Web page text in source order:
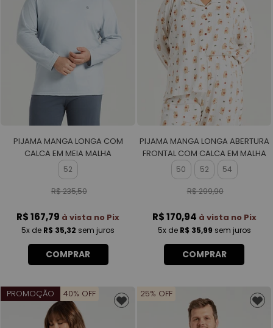
PIJAMA MANGA LONGA COM
CALCA EM MEIA MALHA
MASCULINO
52
R$ 235,50
R$ 167,79 à vista no Pix
5x de R$ 35,32 sem juros
COMPRAR
PIJAMA MANGA LONGA ABERTURA
FRONTAL COM CALCA EM MALHA
ROTATIVA FEMININO
50 52 54
R$ 299,90
R$ 170,94 à vista no Pix
5xde R$ 35,99 sem juros
COMPRAR
PROMOÇÃO 40% OFF 25% OFF